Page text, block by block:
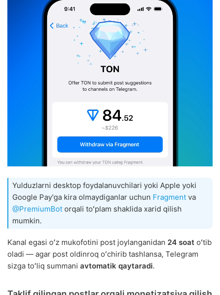
Yulduzlarni desktop foydalanuvchilari yoki Apple yoki
Google Pay'ga kira olmaydiganlar uchun Fragment va
@PremiumBot orqali toʻplam shaklida xarid qilish
mumkin.
Kanal egasi oʻz mukofotini post joylanganidan 24 soat oʻtib
oladi — agar post oldinroq oʻchirib tashlansa, Telegram
sizga toʻliq summani avtomatik qaytaradi.